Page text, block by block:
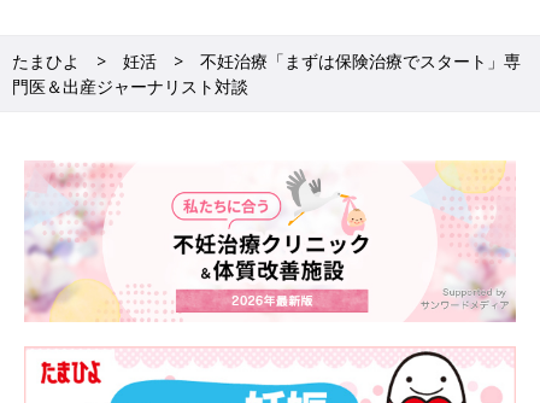
そんな大変な手術だった体外受精が、その後、どのようにして今
の形になっていったのでしょう。
次から次へと目まぐるしい変化が起こり、大変なスピードで進み
ました。東北大学が体外受精に成功したわずか2年後にはもう腟
から針を刺す現在の採卵法が始まり、外来で採卵ができるよう
に。体外受精は今の姿に大きく近づきました。また、初期はおな
かに穴を開けても採れる卵は2～3個くらいだったのですが、
1981年に「hMG製剤」という、卵をたくさん育てる薬（排卵誘
ようになりました。卵がたくさん採れると、今度は「凍結」とい
う、卵を眠らせておく技術ができた。凍結胚でできた赤ちゃんが
たまひよ 妊活
不妊治療「まずは保険治療でスタート」専
門医＆出産ジャーナリスト対談